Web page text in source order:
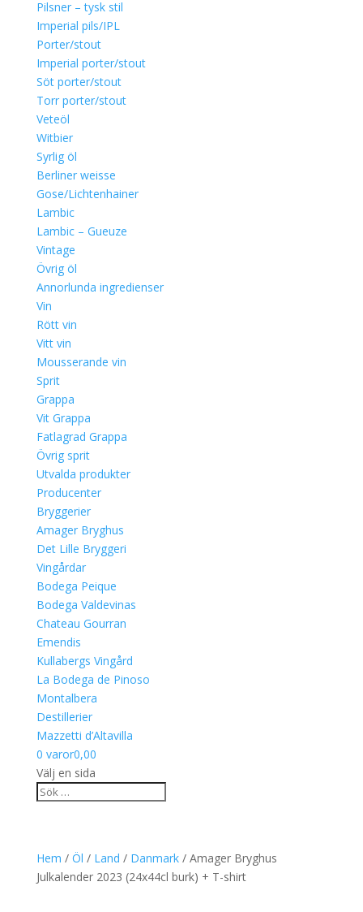
Pilsner – tysk stil
Imperial pils/IPL
Porter/stout
Imperial porter/stout
Söt porter/stout
Torr porter/stout
Veteöl
Witbier
Syrlig öl
Berliner weisse
Gose/Lichtenhainer
Lambic
Lambic – Gueuze
Vintage
Övrig öl
Annorlunda ingredienser
Vin
Rött vin
Vitt vin
Mousserande vin
Sprit
Grappa
Vit Grappa
Fatlagrad Grappa
Övrig sprit
Utvalda produkter
Producenter
Bryggerier
Amager Bryghus
Det Lille Bryggeri
Vingårdar
Bodega Peique
Bodega Valdevinas
Chateau Gourran
Emendis
Kullabergs Vingård
La Bodega de Pinoso
Montalbera
Destillerier
Mazzetti d’Altavilla
0 varor0,00
Välj en sida
Hem / Öl / Land / Danmark/ Amager Bryghus
Julkalender 2023 (24x44cl burk) + T-shirt